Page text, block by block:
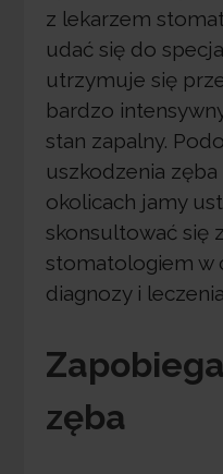
z lekarzem
udać się do
utrzymuje się
bardzo
stan zapalny.
uszkodzenia
okolicach jamy
skonsultować się
stomatologiem w
diagnozy i
zęba